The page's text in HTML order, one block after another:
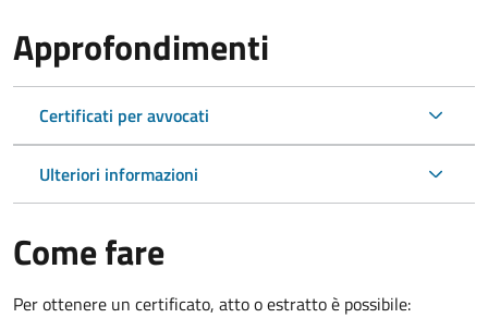
Approfondimenti
Certificati per avvocati
Ulteriori informazioni
Come fare
Per ottenere un certificato, atto o estratto è possibile: